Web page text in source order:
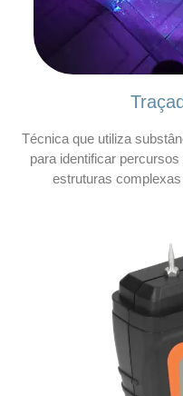
Técnica que utiliza
para identificar
estruturas